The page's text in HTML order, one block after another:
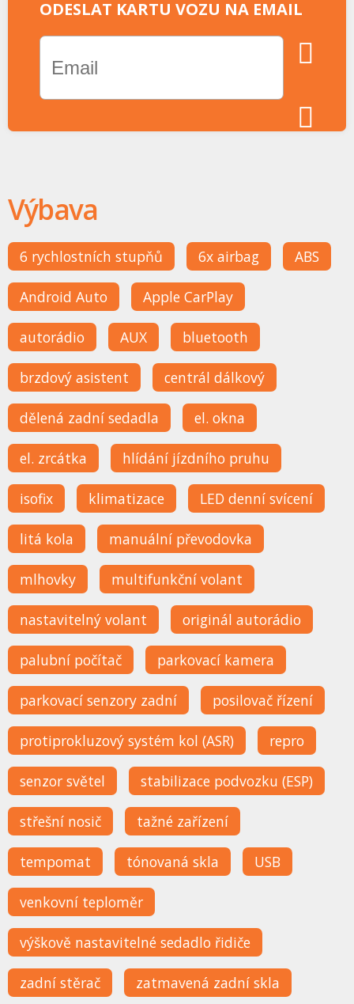
ODESLAT KARTU VOZU NA EMAIL
Výbava
6 rychlostních stupňů 6x airbag ABS
Android Auto Apple CarPlay
autorádio AUX bluetooth
brzdový asistent centrál dálkový
dělená zadní sedadla el. okna
el. zrcátka hlídání jízdního pruhu
isofix klimatizace LED denní svícení
litá kola manuální převodovka
mlhovky multifunkční volant
nastavitelný volant originál autorádio
palubní počítač parkovací kamera
parkovací senzory zadní posilovač řízení
protiprokluzový systém kol (ASR) repro
senzor světel stabilizace podvozku (ESP)
střešní nosič tažné zařízení
tempomat tónovaná skla USB
venkovní teploměr
výškově nastavitelné sedadlo řidiče
zadní stěrač zatmavená zadní skla